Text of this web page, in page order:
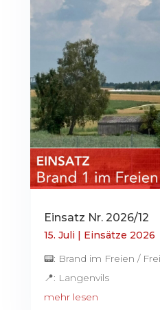
Einsatz Nr. 2026/12
15. Juli | Einsätze 2026
📟: Brand im Freien /
📍: Langenvils
mehr lesen